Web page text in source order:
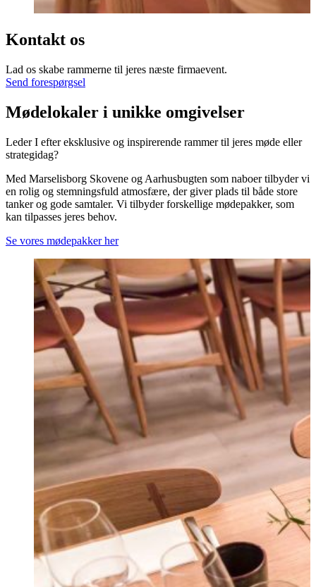
Kontakt os
Lad os skabe rammerne til jeres næste firmaevent.
Send forespørgsel
Mødelokaler i unikke omgivelser
Leder I efter eksklusive og inspirerende rammer til jeres møde eller
strategidag?
Med Marselisborg Skovene og Aarhusbugten som naboer tilbyder vi
en rolig og stemningsfuld atmosfære, der giver plads til både store
tanker og gode samtaler. Vi tilbyder forskellige mødepakker, som
kan tilpasses jeres behov.
Se vores mødepakker her